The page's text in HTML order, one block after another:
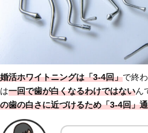
婚活ホワイトニングは「3-4回」で終
は一回で歯が白くなるわけではないん
の歯の白さに近づけるため「3-4回」